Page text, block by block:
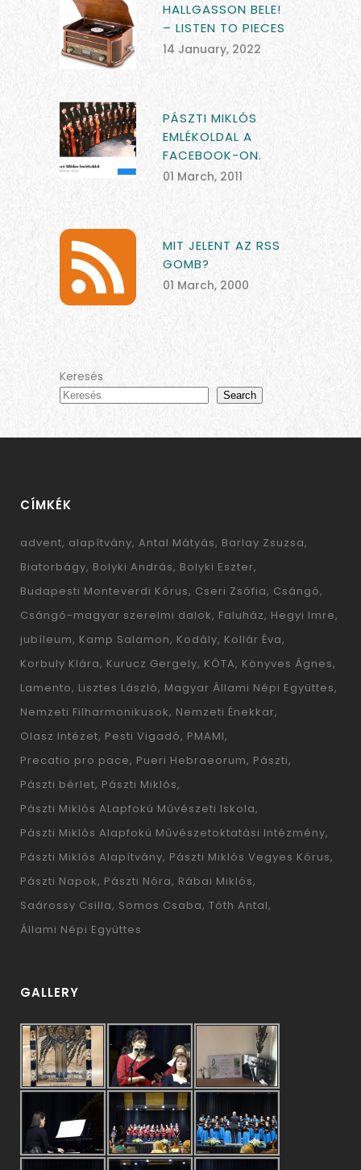
HALLGASSON BELE!
– LISTEN TO PIECES
14 January, 2022
PÁSZTI MIKLÓS
EMLÉKOLDAL A
FACEBOOK-ON.
01 March, 2011
MIT JELENT AZ RSS
GOMB?
01 March, 2000
Keresés
Search
CÍMKÉK
advent alapítvány Antal Mátyás Barlay Zsuzsa
Biatorbágy Bolyki András Bolyki Eszter
Budapesti Monteverdi Kórus Cseri Zsófia Csángó
Csángó-magyar szerelmi dalok Faluház Hegyi Imre
jubíleum Kamp Salamon Kodály Kollár Éva
Korbuly Klára Kurucz Gergely KÓTA Könyves Ágnes
Lamento Lisztes László Magyar Állami Népi Együttes
Nemzeti Filharmonikusok Nemzeti Énekkar
Olasz Intézet Pesti Vigadó PMAMI
Precatio pro pace Pueri Hebraeorum Pászti
Pászti bérlet Pászti Miklós
Pászti Miklós ALapfokú Művészeti Iskola
Pászti Miklós Alapfokú Művészetoktatási Intézmény
Pászti Miklós Alapítvány Pászti Miklós Vegyes Kórus
Pászti Napok Pászti Nóra Rábai Miklós
Saárossy Csilla Somos Csaba Tóth Antal
Állami Népi Együttes
GALLERY